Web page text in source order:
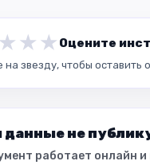
★ ★ ★ Оцените
звезду, чтобы оставить
данные не
работает онлайн